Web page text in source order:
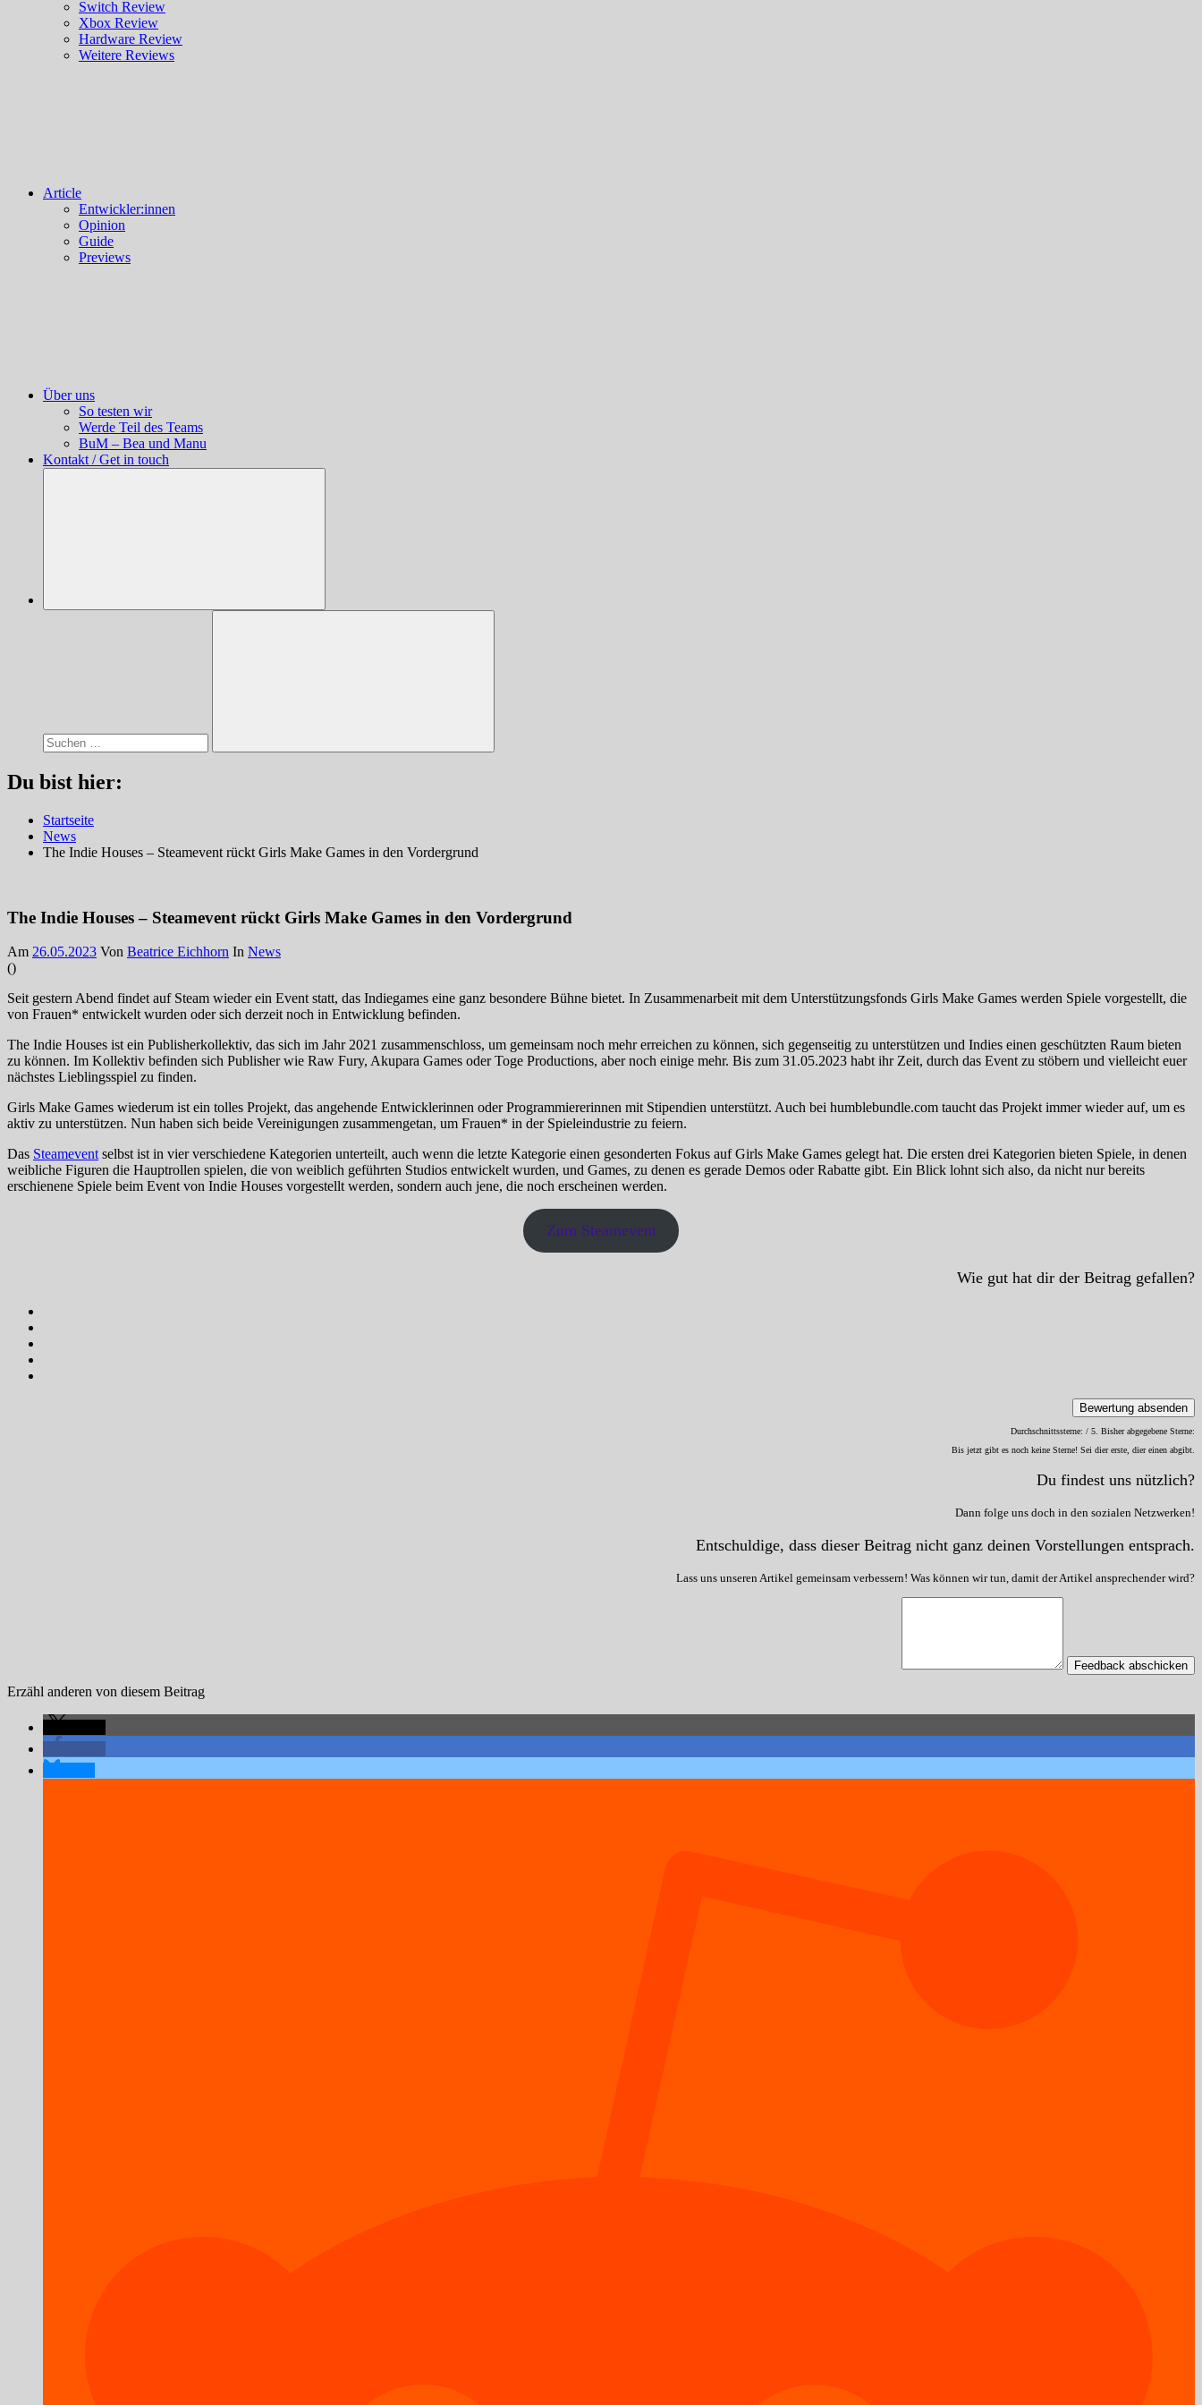
Switch Review
Xbox Review
Hardware Review
Weitere Reviews
Article
Entwickler:innen
Opinion
Guide
Previews
Über uns
So testen wir
Werde Teil des Teams
BuM – Bea und Manu
Kontakt / Get in touch
Suchen
Du bist hier:
Startseite
News
The Indie Houses – Steamevent rückt Girls Make Games in den Vordergrund
The Indie Houses – Steamevent rückt Girls Make Games in den Vordergrund
Am 26.05.2023 Von Beatrice Eichhorn In News
()
Seit gestern Abend findet auf Steam wieder ein Event statt, das Indiegames eine ganz besondere Bühne bietet. In Zusammenarbeit mit dem Unterstützungsfonds Girls Make Games werden Spiele vorgestellt, die
von Frauen* entwickelt wurden oder sich derzeit noch in Entwicklung befinden.
The Indie Houses ist ein Publisherkollektiv, das sich im Jahr 2021 zusammenschloss, um gemeinsam noch mehr erreichen zu können, sich gegenseitig zu unterstützen und Indies einen geschützten Raum bieten
zu können. Im Kollektiv befinden sich Publisher wie Raw Fury, Akupara Games oder Toge Productions, aber noch einige mehr. Bis zum 31.05.2023 habt ihr Zeit, durch das Event zu stöbern und vielleicht euer
nächstes Lieblingsspiel zu finden.
Girls Make Games wiederum ist ein tolles Projekt, das angehende Entwicklerinnen oder Programmiererinnen mit Stipendien unterstützt. Auch bei humblebundle.com taucht das Projekt immer wieder auf, um es
aktiv zu unterstützen. Nun haben sich beide Vereinigungen zusammengetan, um Frauen* in der Spieleindustrie zu feiern.
Das Steamevent selbst ist in vier verschiedene Kategorien unterteilt, auch wenn die letzte Kategorie einen gesonderten Fokus auf Girls Make Games gelegt hat. Die ersten drei Kategorien bieten Spiele, in denen
weibliche Figuren die Hauptrollen spielen, die von weiblich geführten Studios entwickelt wurden, und Games, zu denen es gerade Demos oder Rabatte gibt. Ein Blick lohnt sich also, da nicht nur bereits
erschienene Spiele beim Event von Indie Houses vorgestellt werden, sondern auch jene, die noch erscheinen werden.
Zum Steamevent
Wie gut hat dir der Beitrag gefallen?
Bewertung absenden
Durchschnittssterne: / 5. Bisher abgegebene Sterne:
Bis jetzt gibt es noch keine Sterne! Sei dier erste, dier einen abgibt.
Du findest uns nützlich?
Dann folge uns doch in den sozialen Netzwerken!
Entschuldige, dass dieser Beitrag nicht ganz deinen Vorstellungen entsprach.
Lass uns unseren Artikel gemeinsam verbessern! Was können wir tun, damit der Artikel ansprechender wird?
Feedback abschicken
Erzähl anderen von diesem Beitrag